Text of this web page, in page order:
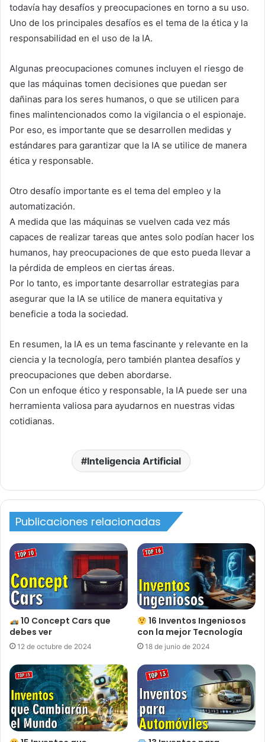
todavía hay desafíos y preocupaciones en torno a su uso.
Uno de los principales desafíos es el tema de la ética y la
responsabilidad en el uso de la IA.
Algunas preocupaciones comunes incluyen el riesgo de
que las máquinas tomen decisiones que puedan ser
dañinas para los seres humanos, o que se utilicen para
fines malintencionados como la vigilancia o el espionaje.
Por eso, es importante que se desarrollen medidas y
estándares para garantizar que la IA se utilice de manera
ética y responsable.
Otro desafío importante es el tema del empleo y la
automatización.
A medida que las máquinas se vuelven cada vez más
capaces de realizar tareas que antes solo podían hacer los
humanos, hay preocupaciones de que esto pueda llevar a
la pérdida de empleos en ciertas áreas.
Por lo tanto, es importante desarrollar estrategias para
asegurar que la IA se utilice de manera equitativa y
beneficie a toda la sociedad.
En resumen, la IA es un tema fascinante y relevante en la
ciencia y la tecnología, pero también plantea desafíos y
preocupaciones que deben abordarse.
Con un enfoque ético y responsable, la IA puede ser una
herramienta valiosa para ayudarnos en nuestras vidas
cotidianas.
Inteligencia Artificial
Publicaciones relacionadas
10 Concept Cars que
debes ver
12 de octubre de 2024
16 Inventos Ingeniosos
con la mejor Tecnología
18 de junio de 2024